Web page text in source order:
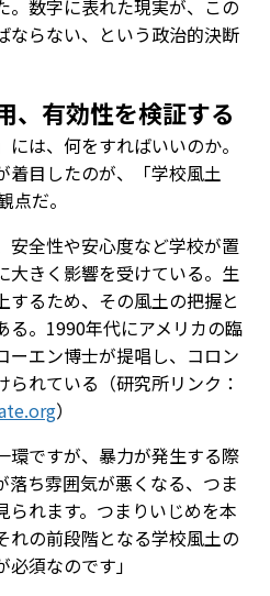
。数字に表れた現実が、この
ならない、という政治的決断
有効性を検証する
は、何をすればいいのか。
着目したのが、「学校風土
点だ。
全性や安心度など学校が置
大きく影響を受けている。生
るため、その風土の把握と
る。1990年代にアメリカの臨
ーエン博士が提唱し、コロン
られている（研究所リンク：
）
ですが、暴力が発生する際
落ち雰囲気が悪くなる、つま
られます。つまりいじめを本
れの前段階となる学校風土の
必須なのです」